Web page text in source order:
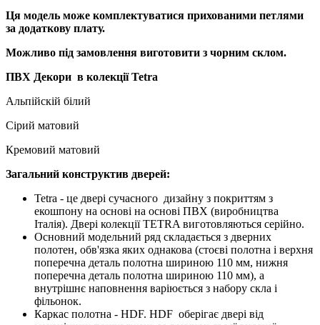
Ця модель може комплектуватися прихованими петлями
за додаткову плату.
Можливо під замовлення виготовити з чорним склом.
ПВХ Декори в колекції Tetra
Альпійскій білий
Сірий матовий
Кремовий матовий
Загальний конструктив дверей:
Tetra - це двері сучасного дизайну з покриттям з
екошпону на основі на основі ПВХ (виробництва
Італія). Двері колекції TETRA виготовляються серійно.
Основний модельний ряд складається з дверних
полотен, обв'язка яких однакова (стоєві полотна і верхня
поперечна деталь полотна шириною 110 мм, нижня
поперечна деталь полотна шириною 110 мм), а
внутрішнє наповнення варіюється з набору скла і
фільонок.
Каркас полотна - HDF. HDF оберігає двері від